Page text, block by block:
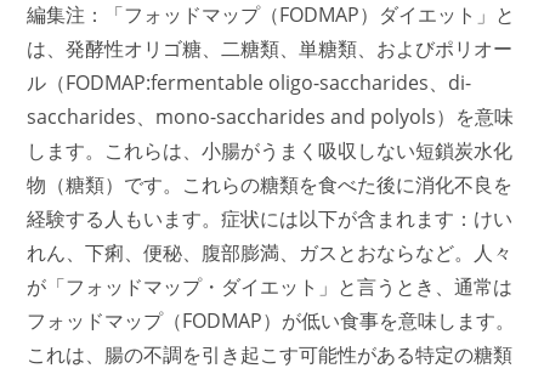
編集注：「フォッドマップ（FODMAP）ダイエット」と
は、発酵性オリゴ糖、二糖類、単糖類、およびポリオー
ル（FODMAP:fermentable oligo-saccharides、di-
saccharides、mono-saccharides and polyols）を意味
します。これらは、小腸がうまく吸収しない短鎖炭水化
物（糖類）です。これらの糖類を食べた後に消化不良を
経験する人もいます。症状には以下が含まれます：けい
れん、下痢、便秘、腹部膨満、ガスとおならなど。人々
が「フォッドマップ・ダイエット」と言うとき、通常は
フォッドマップ（FODMAP）が低い食事を意味します。
これは、腸の不調を引き起こす可能性がある特定の糖類